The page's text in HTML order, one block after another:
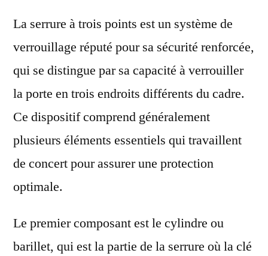
La serrure à trois points est un système de
verrouillage réputé pour sa sécurité renforcée,
qui se distingue par sa capacité à verrouiller
la porte en trois endroits différents du cadre.
Ce dispositif comprend généralement
plusieurs éléments essentiels qui travaillent
de concert pour assurer une protection
optimale.
Le premier composant est le cylindre ou
barillet, qui est la partie de la serrure où la clé